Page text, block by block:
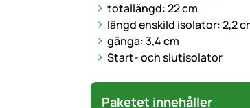
totallängd: 22 cm
längd enskild isolator: 2,2
gänga: 3,4 cm
Start- och slutisolator
Paketet innehåller